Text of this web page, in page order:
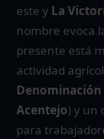
este y La
nombre evoca
presente está
actividad
Acentejo) y un
para